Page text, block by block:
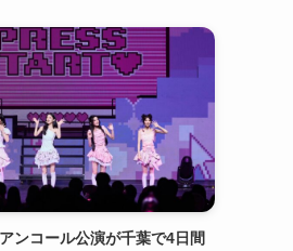
ンコール公演が千葉で4日間